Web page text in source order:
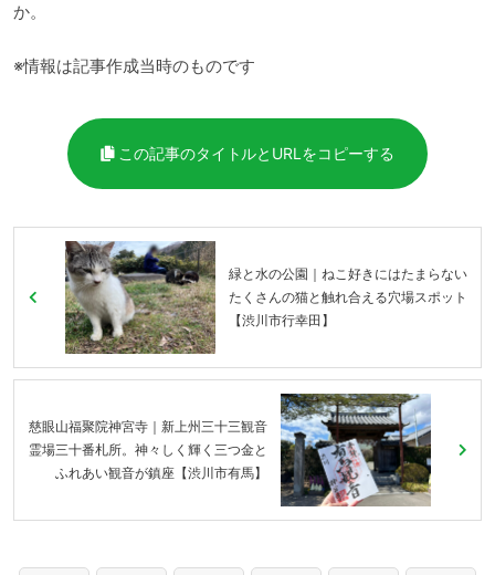
か。
※情報は記事作成当時のものです
この記事のタイトルとURLをコピーする
緑と水の公園｜ねこ好きにはたまらない
たくさんの猫と触れ合える穴場スポット
【渋川市行幸田】
慈眼山福聚院神宮寺｜新上州三十三観音
霊場三十番札所。神々しく輝く三つ金と
ふれあい観音が鎮座【渋川市有馬】